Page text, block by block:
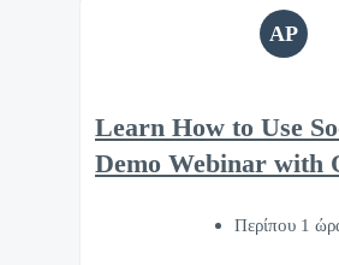
AP
Learn How to Use
Demo Webinar with
Περίπου 1